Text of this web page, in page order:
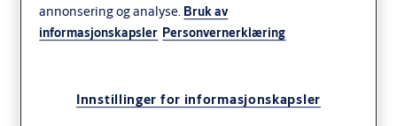
annonsering og analyse. Bruk av
informasjonskapsler Personvernerklæring
Innstillinger for informasjonskapsler